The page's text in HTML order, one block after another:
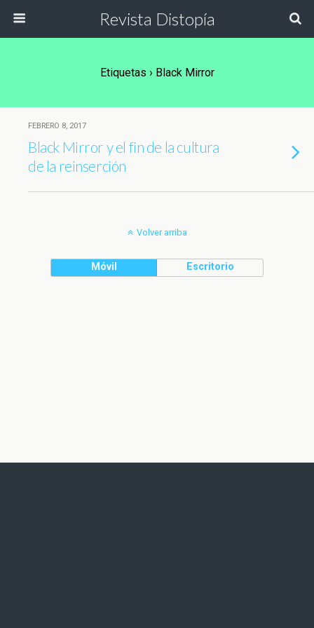
Revista Distopía
Etiquetas › Black Mirror
FEBRERO 8, 2017
Black Mirror y el fin de la cultura
de la reinserción
Volver arriba
Móvil Escritorio